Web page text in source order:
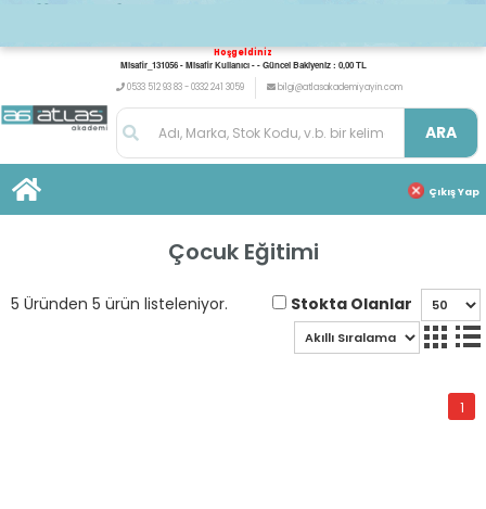
Hoşgeldiniz
Misafir_131056 - Misafir Kullanıcı - - Güncel Bakiyeniz : 0,00 TL
0533 512 93 83 - 0332 241 3059
bilgi@atlasakademiyayin.com
ARA
Çıkış Yap
Çocuk Eğitimi
5 Üründen 5 ürün listeleniyor. Stokta Olanlar
1